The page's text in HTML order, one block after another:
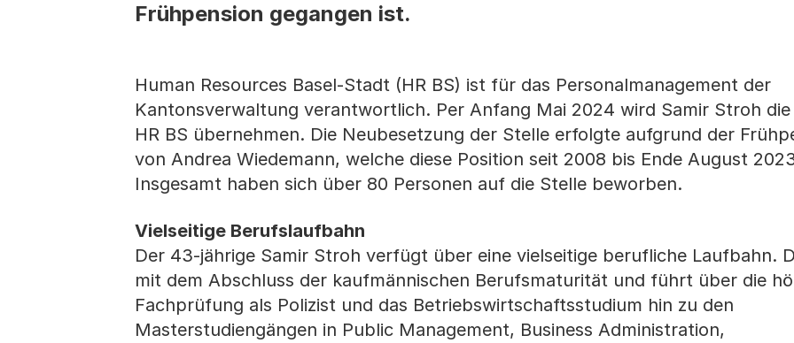
Frühpension gegangen ist.
Human Resources Basel-Stadt (HR BS) ist für das Personalmanagement der
Kantonsverwaltung verantwortlich. Per Anfang Mai 2024 wird Samir Stroh
HR BS übernehmen. Die Neubesetzung der Stelle erfolgte aufgrund der
von Andrea Wiedemann, welche diese Position seit 2008 bis Ende August
Insgesamt haben sich über 80 Personen auf die Stelle beworben.
Vielseitige Berufslaufbahn
Der 43-jährige Samir Stroh verfügt über eine vielseitige berufliche Laufbahn.
mit dem Abschluss der kaufmännischen Berufsmaturität und führt über die
Fachprüfung als Polizist und das Betriebswirtschaftsstudium hin zu den
Masterstudiengängen in Public Management, Business Administration,